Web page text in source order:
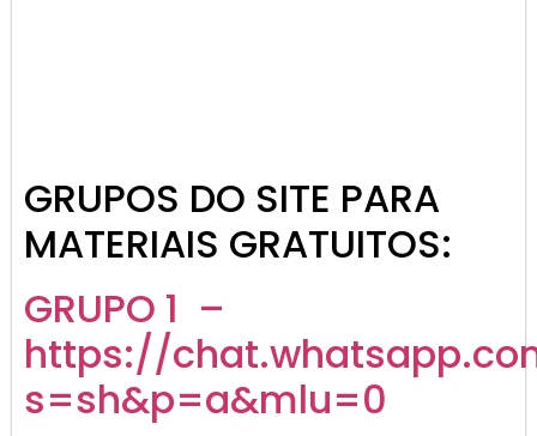
GRUPOS DO SITE PARA
MATERIAIS GRATUITOS:
GRUPO 1 –
https://
s=sh&p=a&mlu=0